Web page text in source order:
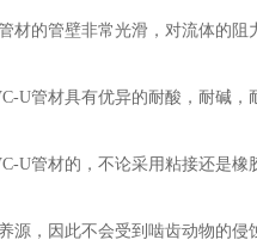
的管壁非常光滑，对流体的阻
U管材具有优异的耐酸，耐碱，
U管材的，不论采用粘接还是橡
源，因此不会受到啮齿动物的侵